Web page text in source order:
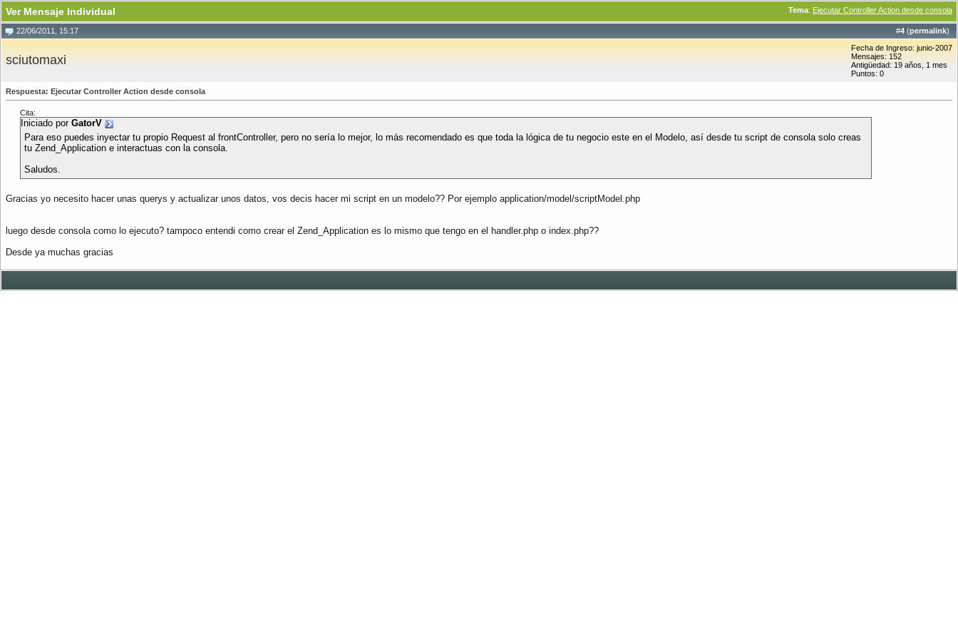
Tema: Ejecutar Controller Action desde consola
Ver Mensaje Individual
#4 (permalink)
22/06/2011, 15:17
sciutomaxi
Fecha de Ingreso: junio-2007
Mensajes: 152
Antigüedad: 19 años, 1 mes
Puntos: 0
Respuesta: Ejecutar Controller Action desde consola
Cita:
Iniciado por GatorV
Para eso puedes inyectar tu propio Request al frontController, pero no sería lo mejor, lo más recomendado es que toda la lógica de tu negocio este en el Modelo, así desde tu script de consola solo creas
tu Zend_Application e interactuas con la consola.
Saludos.
Gracias yo necesito hacer unas querys y actualizar unos datos, vos decis hacer mi script en un modelo?? Por ejemplo application/model/scriptModel.php
luego desde consola como lo ejecuto? tampoco entendi como crear el Zend_Application es lo mismo que tengo en el handler.php o index.php??
Desde ya muchas gracias